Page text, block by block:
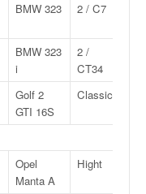
BMW 323 2 / C7
BMW 323
i
2 /
CT34
Golf 2
GTI 16S
Classic
Opel
Manta A
Hight